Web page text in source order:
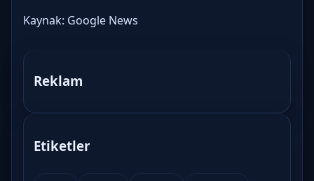
Kaynak: Google News
Reklam
Etiketler